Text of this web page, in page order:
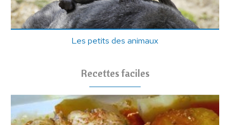
Les petits des animaux
Recettes faciles